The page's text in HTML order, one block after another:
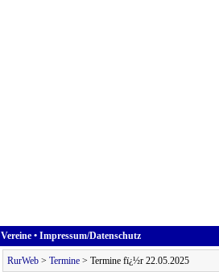
Vereine • Impressum/Datenschutz
RurWeb > Termine > Termine fï¿½r 22.05.2025